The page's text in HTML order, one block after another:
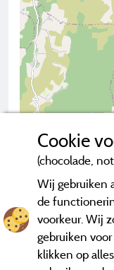
2 km
Neem contact
Cookie
(chocolade,
Wij gebruiken
de
voorkeur. Wij
gebruiken
klikken op